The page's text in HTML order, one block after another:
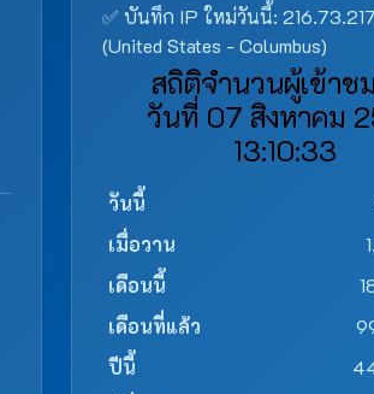
✅ บันทึก IP ใหม่วันนี้:
(United States - Columbus)
สถิติจำนวนผู้เข้าช
วันที่ 07 สิงหาคม
13:10:33
วันนี้
เมื่อวาน
เดือนนี้
เดือนที่แล้ว
ปีนี้